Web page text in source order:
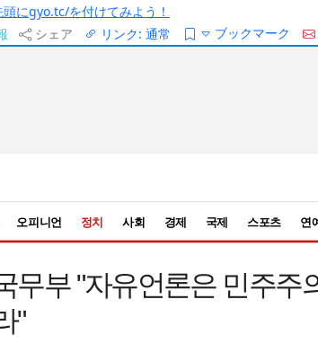
にgyo.tc/を付けてみよう！
シェア リンク: 通常 ブックマーク